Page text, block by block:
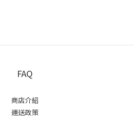
FAQ
商店介紹
運送政策